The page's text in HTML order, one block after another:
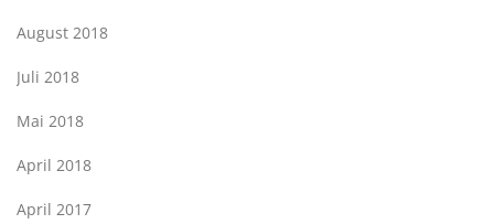
August 2018
Juli 2018
Mai 2018
April 2018
April 2017